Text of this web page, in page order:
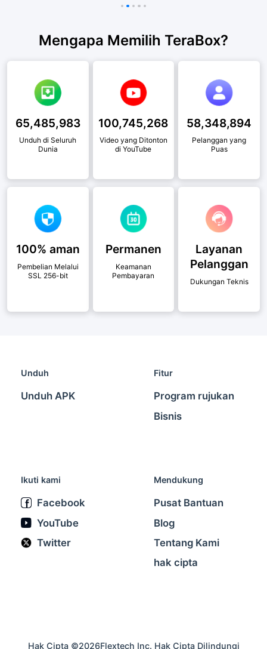
Mengapa Memilih TeraBox?
65,485,983
Unduh di Seluruh
Dunia
100,745,268
Video yang Ditonton
di YouTube
58,348,894
Pelanggan yang
Puas
100% aman
Pembelian Melalui
SSL 256-bit
Permanen
Keamanan
Pembayaran
Layanan
Pelanggan
Dukungan Teknis
Unduh
Unduh APK
Fitur
Program rujukan
Bisnis
Ikuti kami
Facebook
YouTube
Twitter
Mendukung
Pusat Bantuan
Blog
Tentang Kami
hak cipta
Hak Cipta ©2026Flextech Inc. Hak Cipta Dilindungi